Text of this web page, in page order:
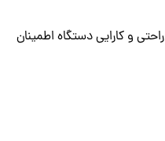
و کارایی دستگاه اطمینان